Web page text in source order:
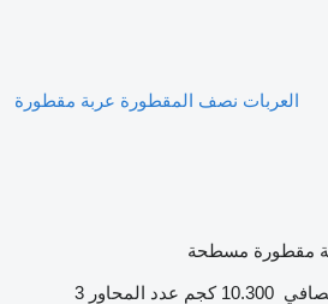
العربات نصف المقطورة عربة مقطورة
مقطورة مسطحة
10.300 كجم عدد المحاور 3